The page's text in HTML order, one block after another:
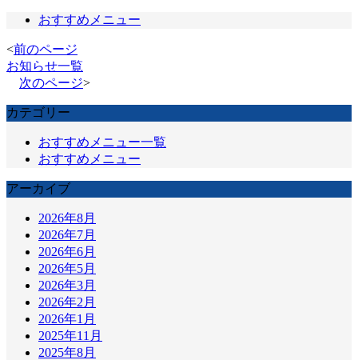
おすすめメニュー
<前のページ
お知らせ一覧
次のページ>
カテゴリー
おすすめメニュー一覧
おすすめメニュー
アーカイブ
2026年8月
2026年7月
2026年6月
2026年5月
2026年3月
2026年2月
2026年1月
2025年11月
2025年8月